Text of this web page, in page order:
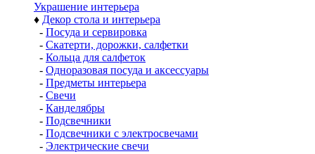
Украшение интерьера
♦ Декор стола и интерьера
- Посуда и сервировка
- Скатерти, дорожки, салфетки
- Кольца для салфеток
- Одноразовая посуда и аксессуары
- Предметы интерьера
- Свечи
- Канделябры
- Подсвечники
- Подсвечники с электросвечами
- Электрические свечи